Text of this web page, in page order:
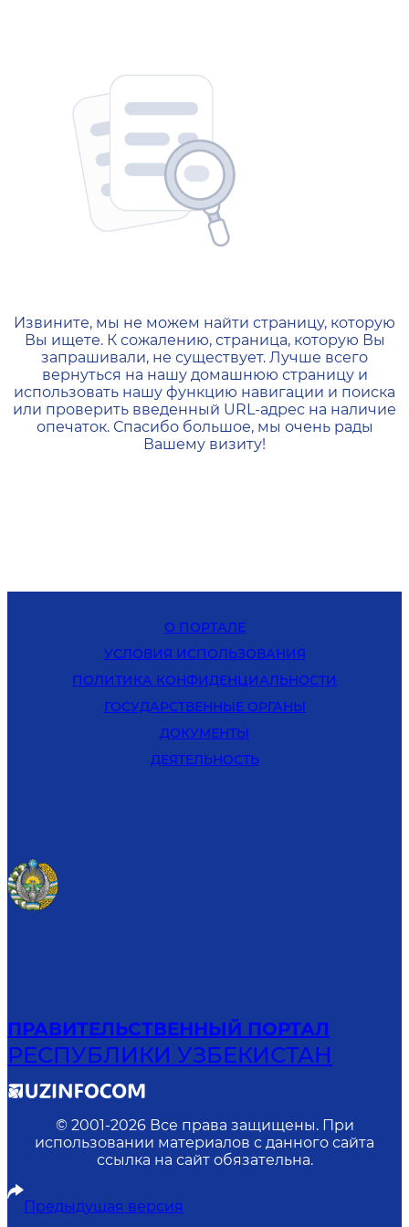
404 — Страница не
Извините, мы не можем найти страницу, которую
Вы ищете. К сожалению, страница, которую Вы
запрашивали, не существует. Лучше всего
вернуться на нашу домашнюю страницу и
использовать нашу функцию навигации и поиска
или проверить введенный URL-адрес на наличие
опечаток. Спасибо большое, мы очень рады
Вашему визиту!
О ПОРТАЛЕ
УСЛОВИЯ ИСПОЛЬЗОВАНИЯ
ПОЛИТИКА КОНФИДЕНЦИАЛЬНОСТИ
ГОСУДАРСТВЕННЫЕ ОРГАНЫ
ДОКУМЕНТЫ
ДЕЯТЕЛЬНОСТЬ
ПРАВИТЕЛЬСТВЕННЫЙ ПОРТАЛ
РЕСПУБЛИКИ УЗБЕКИСТАН
© 2001-2026 Все права защищены. При
использовании материалов с данного сайта
ссылка на сайт обязательна.
Предыдущая версия